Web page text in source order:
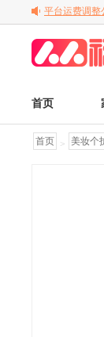
关于变更电子
关于调整京东
首页
首页 > 美妆个